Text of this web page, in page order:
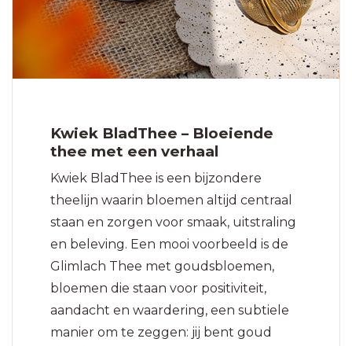
Kwiek BladThee – Bloeiende
thee met een verhaal
Kwiek BladThee is een bijzondere
theelijn waarin bloemen altijd centraal
staan en zorgen voor smaak, uitstraling
en beleving. Een mooi voorbeeld is de
Glimlach Thee met goudsbloemen,
bloemen die staan voor positiviteit,
aandacht en waardering, een subtiele
manier om te zeggen: jij bent goud